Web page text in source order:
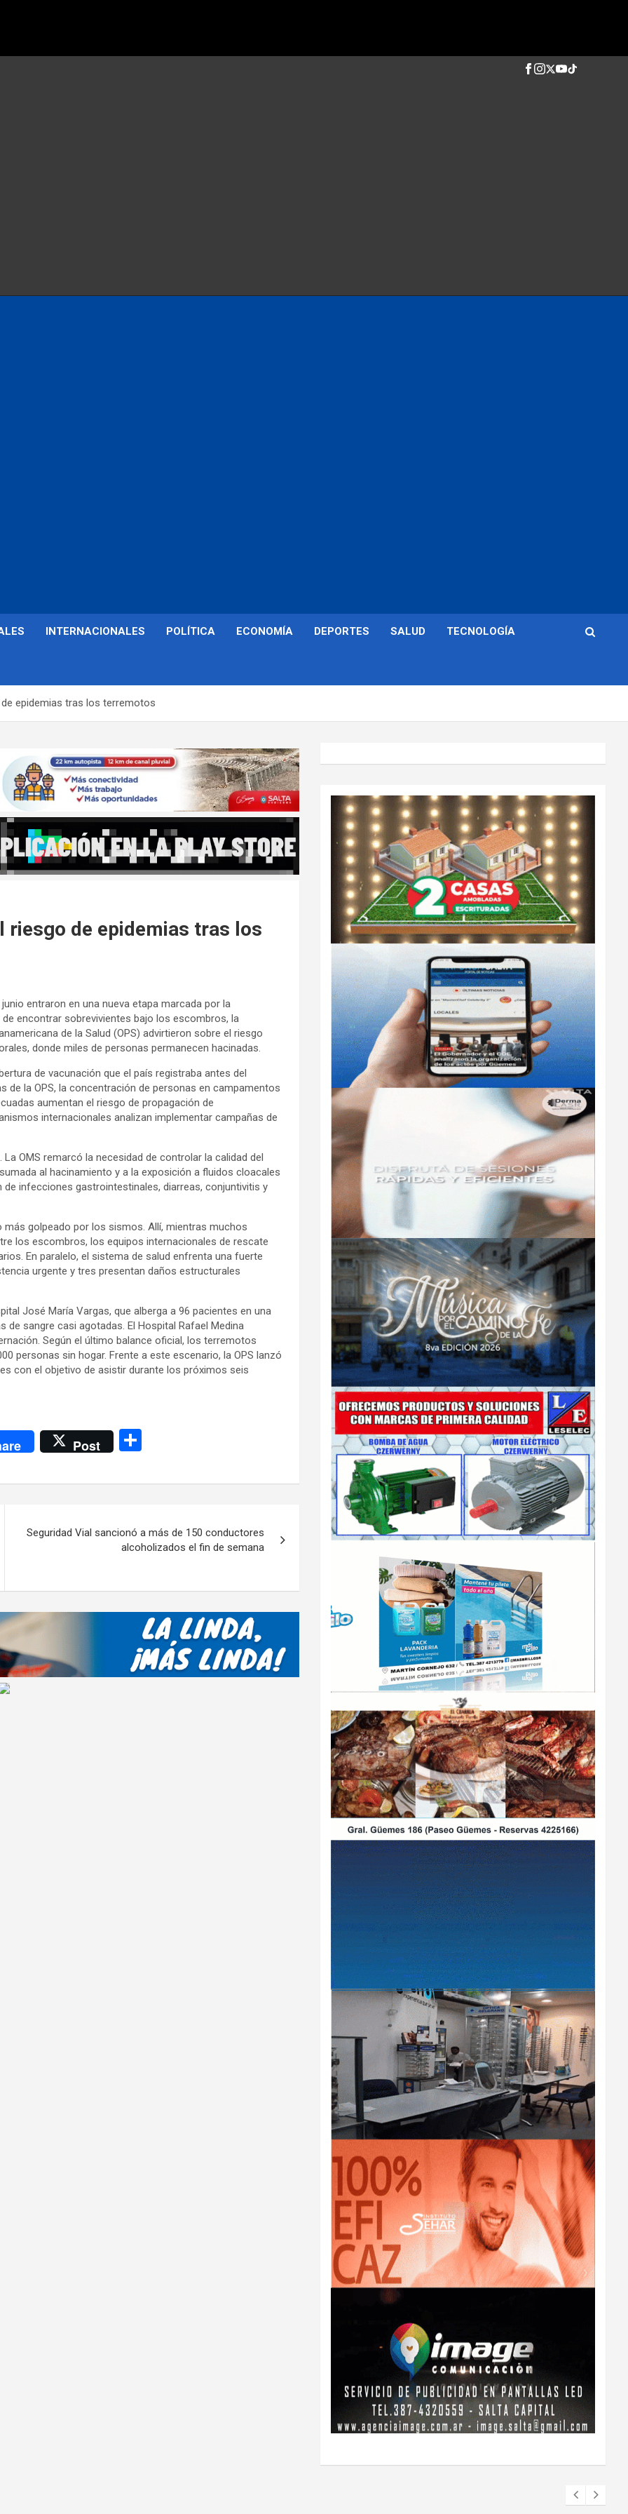
INTERNACIONALES POLÍTICA ECONOMÍA DEPORTES SALUD TECNOLOGÍA
epidemias tras los terremotos
riesgo de epidemias tras los
entraron en una nueva etapa marcada por la
encontrar sobrevivientes bajo los escombros, la
de la Salud (OPS) advirtieron sobre el riesgo
donde miles de personas permanecen hacinadas.
de vacunación que el país registraba antes del
de la OPS, la concentración de personas en campamentos
aumentan el riesgo de propagación de
internacionales analizan implementar campañas de
OMS remarcó la necesidad de controlar la calidad del
al hacinamiento y a la exposición a fluidos cloacales
infecciones gastrointestinales, diarreas, conjuntivitis y
golpeado por los sismos. Allí, mientras muchos
los escombros, los equipos internacionales de rescate
En paralelo, el sistema de salud enfrenta una fuerte
urgente y tres presentan daños estructurales
José María Vargas, que alberga a 96 pacientes en una
sangre casi agotadas. El Hospital Rafael Medina
Según el último balance oficial, los terremotos
personas sin hogar. Frente a este escenario, la OPS lanzó
con el objetivo de asistir durante los próximos seis
Post
m
ar
tir
Seguridad Vial sancionó a más de 150 conductores
alcoholizados el fin de semana